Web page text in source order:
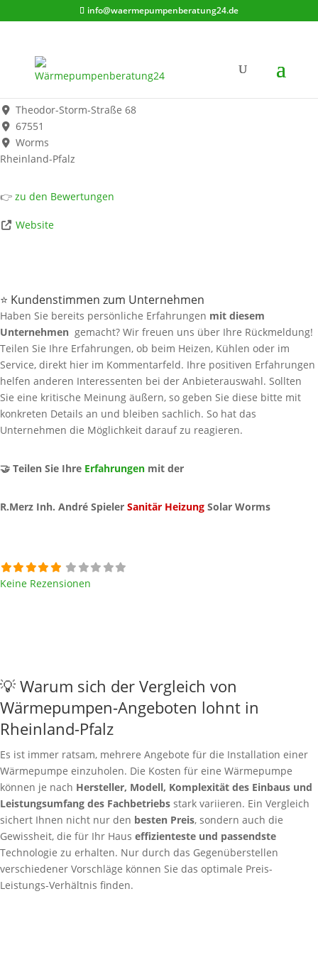
info@waermepumpenberatung24.de
R.Merz Inh. André Spieler Sanitär Heizung Solar Worms
Werbung*
Theodor-Storm-Straße 68
67551
Worms
Rheinland-Pfalz
👉 zu den Bewertungen
Website
⭐ Kundenstimmen zum Unternehmen
Haben Sie bereits persönliche Erfahrungen mit diesem
Unternehmen gemacht? Wir freuen uns über Ihre Rückmeldung!
Teilen Sie Ihre Erfahrungen, ob beim Heizen, Kühlen oder im
Service, direkt hier im Kommentarfeld. Ihre positiven Erfahrungen
helfen anderen Interessenten bei der Anbieterauswahl. Sollten
Sie eine kritische Meinung äußern, so geben Sie diese bitte mit
konkreten Details an und bleiben sachlich. So hat das
Unternehmen die Möglichkeit darauf zu reagieren.
🤝 Teilen Sie Ihre Erfahrungen mit der
R.Merz Inh. André Spieler Sanitär Heizung Solar Worms
Keine Rezensionen
💡 Warum sich der Vergleich von
Wärmepumpen-Angeboten lohnt in
Rheinland-Pfalz
Es ist immer ratsam, mehrere Angebote für die Installation einer
Wärmepumpe einzuholen. Die Kosten für eine Wärmepumpe
können je nach Hersteller, Modell, Komplexität des Einbaus und
Leistungsumfang des Fachbetriebs stark variieren. Ein Vergleich
sichert Ihnen nicht nur den besten Preis, sondern auch die
Gewissheit, die für Ihr Haus effizienteste und passendste
Technologie zu erhalten. Nur durch das Gegenüberstellen
verschiedener Vorschläge können Sie das optimale Preis-
Leistungs-Verhältnis finden.